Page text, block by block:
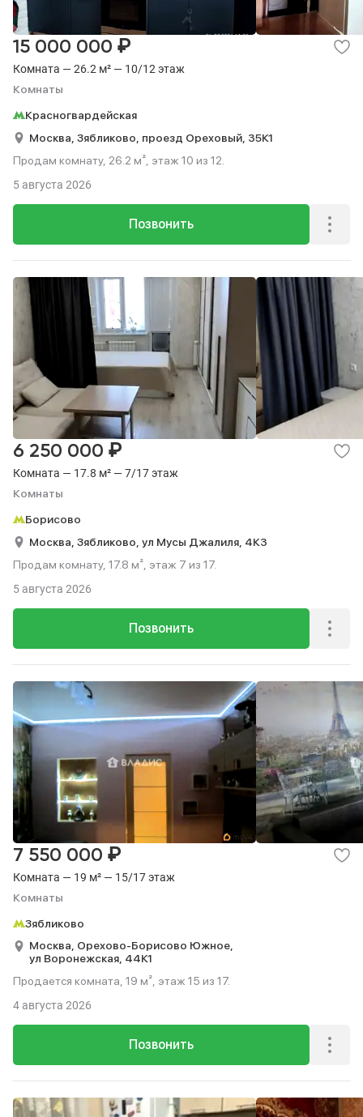
Комната — 26.2 м² — 10/12 этаж
Комнаты
15 000 000 ₽
Красногвардейская
Москва, Зябликово, проезд Ореховый, 35К1
Продам комнату, 26.2 м², этаж 10 из 12.
Позвонить
5 августа 2026
Комната — 17.8 м² — 7/17 этаж
Комнаты
6 250 000 ₽
Борисово
Москва, Зябликово, ул Мусы Джалиля, 4К3
Продам комнату, 17.8 м², этаж 7 из 17.
Позвонить
5 августа 2026
Комната — 19 м² — 15/17 этаж
Комнаты
7 550 000 ₽
Зябликово
Москва, Орехово-Борисово Южное,
ул Воронежская, 44К1
Продается комната, 19 м², этаж 15 из 17.
Позвонить
4 августа 2026